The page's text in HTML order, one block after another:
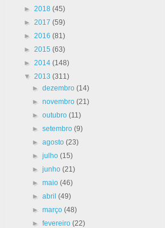
► 2018 (45)
► 2017 (59)
► 2016 (81)
► 2015 (63)
► 2014 (148)
▼ 2013 (311)
►dezembro(14)
►novembro(21)
►outubro(11)
►setembro(9)
►agosto(23)
►julho(15)
►junho(21)
►maio(46)
►abril(49)
►março(48)
►fevereiro(22)